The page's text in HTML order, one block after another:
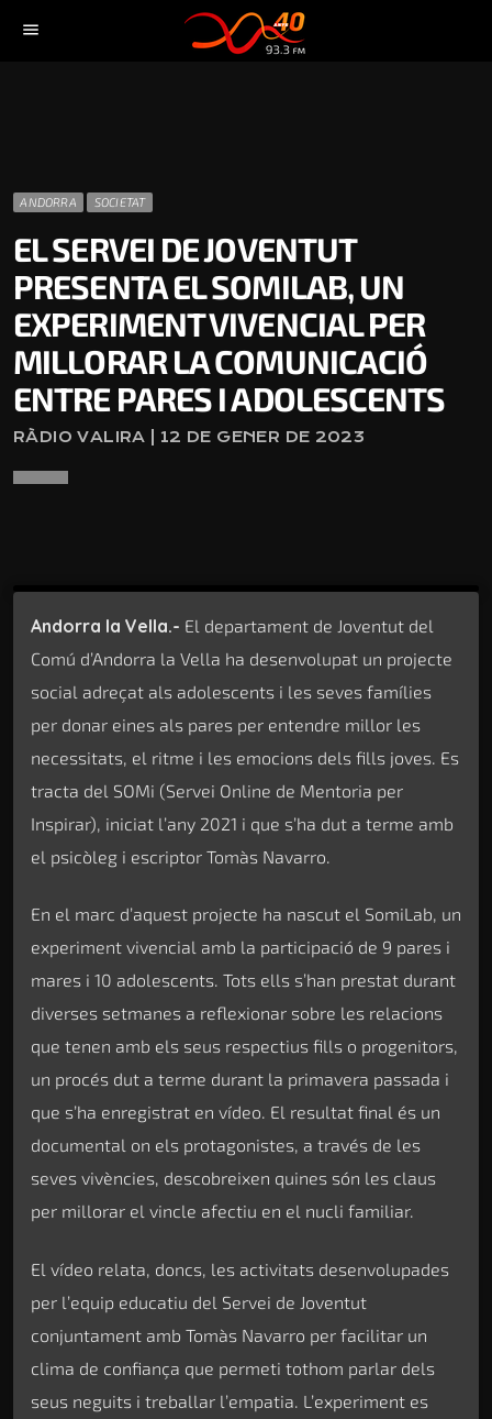
menu
ANDORRA SOCIETAT
EL SERVEI DE JOVENTUT
PRESENTA EL SOMILAB, UN
EXPERIMENT VIVENCIAL PER
MILLORAR LA COMUNICACIÓ
ENTRE PARES I ADOLESCENTS
RÀDIO VALIRA | 12 DE GENER DE 2023
Andorra la Vella.- El departament de Joventut del
Comú d’Andorra la Vella ha desenvolupat un projecte
social adreçat als adolescents i les seves famílies
per donar eines als pares per entendre millor les
necessitats, el ritme i les emocions dels fills joves. Es
tracta del SOMi (Servei Online de Mentoria per
Inspirar), iniciat l’any 2021 i que s’ha dut a terme amb
el psicòleg i escriptor Tomàs Navarro.
En el marc d’aquest projecte ha nascut el SomiLab, un
experiment vivencial amb la participació de 9 pares i
mares i 10 adolescents. Tots ells s’han prestat durant
diverses setmanes a reflexionar sobre les relacions
que tenen amb els seus respectius fills o progenitors,
un procés dut a terme durant la primavera passada i
que s’ha enregistrat en vídeo. El resultat final és un
documental on els protagonistes, a través de les
seves vivències, descobreixen quines són les claus
per millorar el vincle afectiu en el nucli familiar.
El vídeo relata, doncs, les activitats desenvolupades
per l’equip educatiu del Servei de Joventut
conjuntament amb Tomàs Navarro per facilitar un
clima de confiança que permeti tothom parlar dels
seus neguits i treballar l’empatia. L’experiment es